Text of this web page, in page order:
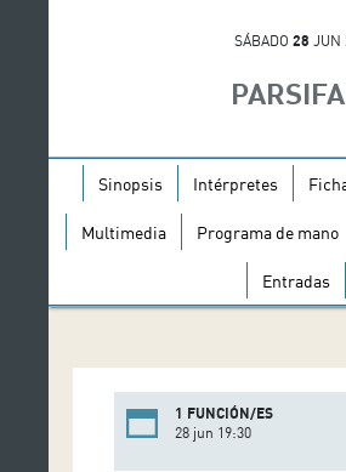
SÁBADO 28 JUN
Sinopsis Intérpretes
Multimedia Programa de mano
Entradas
1 FUNCIÓN/ES
28 jun 19:30